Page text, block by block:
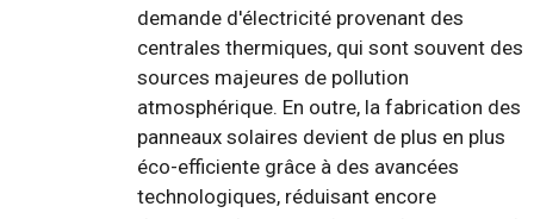
demande d'électricité provenant des
centrales thermiques, qui sont souvent des
sources majeures de pollution
atmosphérique. En outre, la fabrication des
panneaux solaires devient de plus en plus
éco-efficiente grâce à des avancées
technologiques, réduisant encore